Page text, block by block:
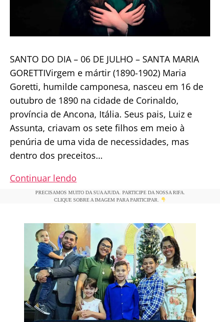
SANTO DO DIA – 06 DE JULHO – SANTA MARIA
GORETTIVirgem e mártir (1890-1902) Maria
Goretti, humilde camponesa, nasceu em 16 de
outubro de 1890 na cidade de Corinaldo,
província de Ancona, Itália. Seus pais, Luiz e
Assunta, criavam os sete filhos em meio à
penúria de uma vida de necessidades, mas
dentro dos preceitos…
Continuar lendo
Maria
Goretti,
Mártir
da
Pureza
–
6
de
julho
PRECISAMOS MUITO DA SUA AJUDA. PARTICIPE DA NOSSA RIFA.
CLIQUE SOBRE A IMAGEM PARA PARTICIPAR.